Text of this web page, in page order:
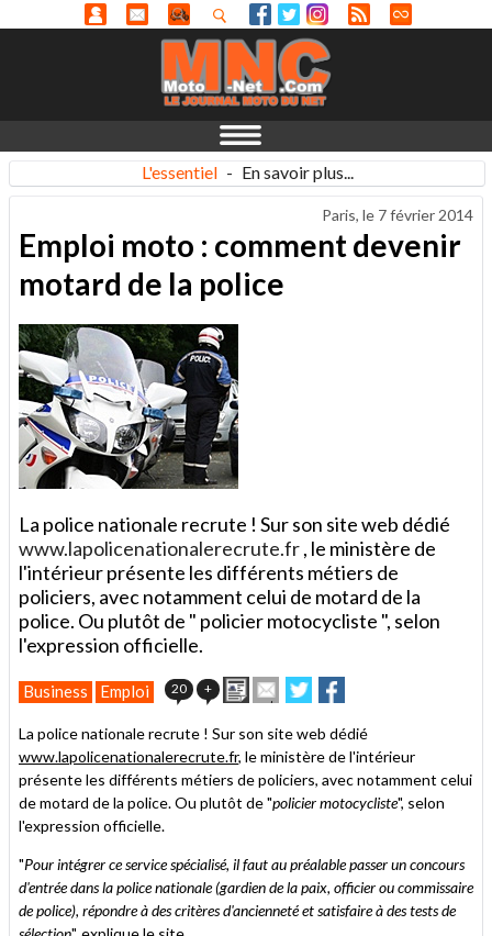
L'essentiel - En savoir plus...
Paris, le 7 février 2014
Emploi moto : comment devenir
motard de la police
La police nationale recrute ! Sur son site web dédié
www.lapolicenationalerecrute.fr, le ministère de
l'intérieur présente les différents métiers de
policiers, avec notamment celui de motard de la
police. Ou plutôt de " policier motocycliste ", selon
l'expression officielle.
Business Emploi 20 + ImprimerEnvoyer
cet
à
un
ami
Partager
sur
sur
La police nationale recrute ! Sur son site web dédié
www.lapolicenationalerecrute.fr, le ministère de l'intérieur
présente les différents métiers de policiers, avec notamment celui
de motard de la police. Ou plutôt de "policier motocycliste", selon
l'expression officielle.
"Pour intégrer ce service spécialisé, il faut au préalable passer un concours
d'entrée dans la police nationale (gardien de la paix, officier ou commissaire
de police), répondre à des critères d'ancienneté et satisfaire à des tests de